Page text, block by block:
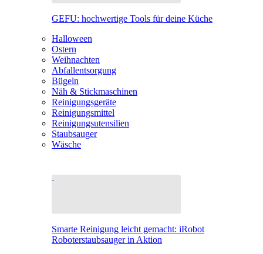
GEFU: hochwertige Tools für deine Küche
Halloween
Ostern
Weihnachten
Abfallentsorgung
Bügeln
Näh & Stickmaschinen
Reinigungsgeräte
Reinigungsmittel
Reinigungsutensilien
Staubsauger
Wäsche
Smarte Reinigung leicht gemacht: iRobot
Roboterstaubsauger in Aktion